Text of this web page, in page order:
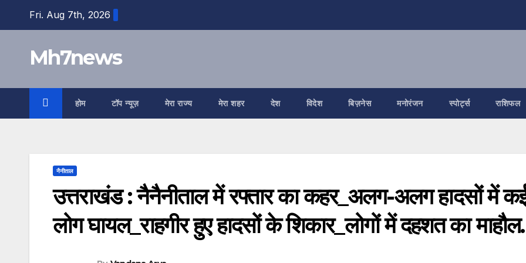
contentFri. Aug 7th, 2026
Mh7news
होम टॉप न्यूज़ मेरा राज्य मेरा शहर देश विदेश बिज़नेस मनोरंजन स्पोर्ट्स राशिफल
नैनीताल
उत्तराखंड : नैनैनीताल में रफ्तार का कहर_अलग-अलग हादसों में
लोग घायल_राहगीर हुए हादसों के शिकार_लोगों में दहशत का